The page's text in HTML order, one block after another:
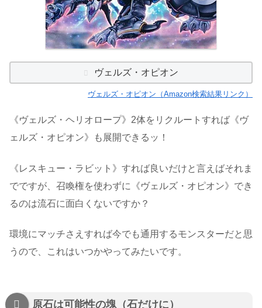
ヴェルズ・オピオン
ヴェルズ・オピオン（Amazon検索結果リンク）
《ヴェルズ・ヘリオロープ》2体をリクルートすれば《ヴ
ェルズ・オピオン》も展開できるッ！
《レスキュー・ラビット》すれば良いだけと言えばそれま
でですが、召喚権を使わずに《ヴェルズ・オピオン》でき
るのは流石に面白くないですか？
環境にマッチさえすれば今でも通用するモンスターだと思
うので、これはいつかやってみたいです。
原石は可能性の塊（石だけに）